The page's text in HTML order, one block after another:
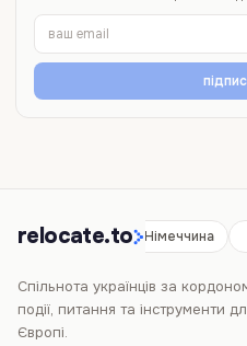
relocate.to
Іспанія Німеччина
Спільнота українців за
події, питання та інструменти
Європі.